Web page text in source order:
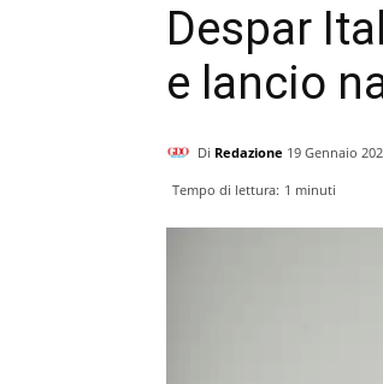
Despar
e lancio
Di Redazione 19 Gennaio
Tempo di lettura: 1 minuti